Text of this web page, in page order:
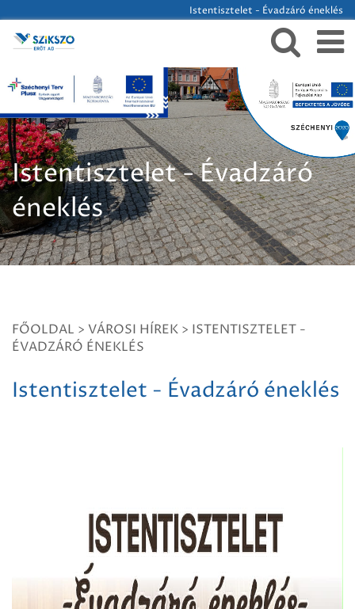
Istentisztelet - Évadzáró éneklés
Istentisztelet - Évadzáró
éneklés
FŐOLDAL > VÁROSI HÍREK > ISTENTISZTELET -
ÉVADZÁRÓ ÉNEKLÉS
Istentisztelet - Évadzáró éneklés